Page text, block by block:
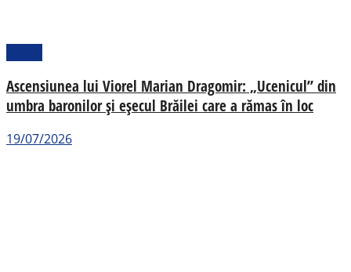
Ascensiunea lui Viorel Marian Dragomir: „Ucenicul” din
umbra baronilor și eșecul Brăilei care a rămas în loc
19/07/2026